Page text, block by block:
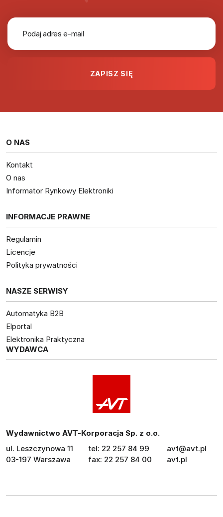
O NAS
Kontakt
O nas
Informator Rynkowy Elektroniki
INFORMACJE PRAWNE
Regulamin
Licencje
Polityka prywatności
NASZE SERWISY
Automatyka B2B
Elportal
Elektronika Praktyczna
WYDAWCA
Wydawnictwo AVT-Korporacja Sp. z o.o.
ul. Leszczynowa 11
03-197 Warszawa
tel: 22 257 84 99
fax: 22 257 84 00
avt@avt.pl
avt.pl